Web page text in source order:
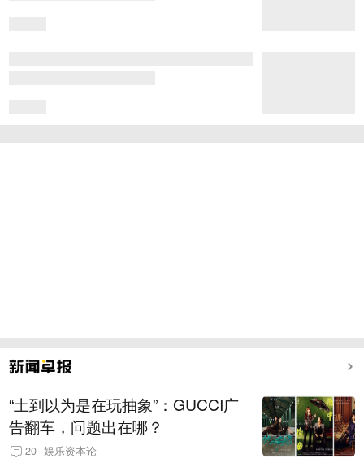
“土到以为是在玩抽象”：GUCCI广
告翻车，问题出在哪？
20 娱乐资本论